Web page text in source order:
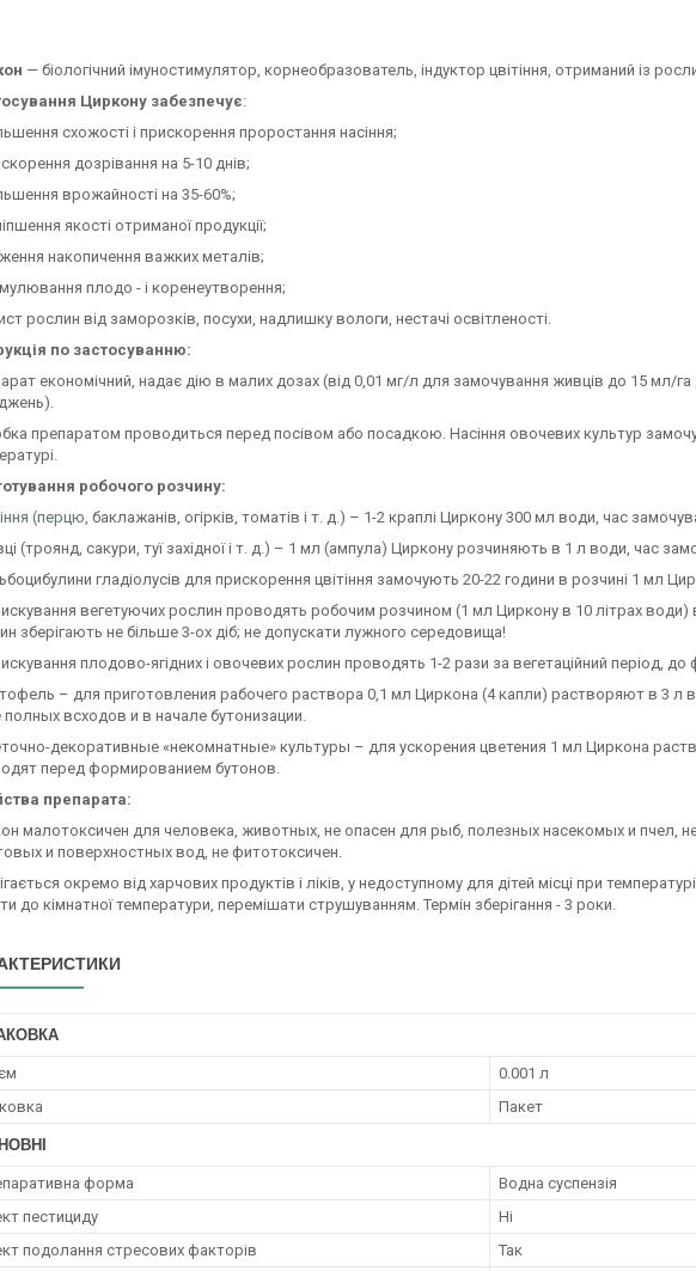
— біологічний імуностимулятор, корнеобразователь, індуктор цвітіння, отриманий із
Циркону забезпечує:
схожості і прискорення проростання насіння;
дозрівання на 5-10 днів;
врожайності на 35-60%;
якості отриманої продукції;
накопичення важких металів;
плодо - і коренеутворення;
рослин від заморозків, посухи, надлишку вологи, нестачі освітленості.
по застосуванню:
економічний, надає дію в малих дозах (від 0,01 мг/л для замочування живців до 15 мл/га
препаратом проводиться перед посівом або посадкою. Насіння овочевих культур
робочого розчину:
(перцю, баклажанів, огірків, томатів і т. д.) – 1-2 краплі Циркону 300 мл води, час
(троянд, сакури, туї західної і т. д.) – 1 мл (ампула) Циркону розчиняють в 1 л води, час
гладіолусів для прискорення цвітіння замочують 20-22 години в розчині 1 мл
вегетуючих рослин проводять робочим розчином (1 мл Циркону в 10 літрах води)
зберігають не більше 3-ох діб; не допускати лужного середовища!
плодово-ягідних і овочевих рослин проводять 1-2 рази за вегетаційний період, до
– для приготовления рабочего раствора 0,1 мл Циркона (4 капли) растворяют в 3 л
всходов и в начале бутонизации.
декоративные «некомнатные» культуры – для ускорения цветения 1 мл Циркона
перед формированием бутонов.
препарата:
малотоксичен для человека, животных, не опасен для рыб, полезных насекомых и пчел,
и поверхностных вод, не фитотоксичен.
окремо від харчових продуктів і ліків, у недоступному для дітей місці при
до кімнатної температури, перемішати струшуванням. Термін зберігання - 3 роки.
0.001 л
Пакет
форма
Водна суспензія
пестициду
Ні
подолання стресових факторів
Так